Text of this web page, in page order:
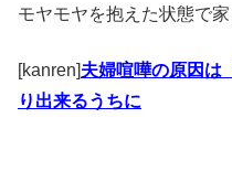
モヤモヤを抱えた状態で
[kanren]夫婦喧嘩の原因は
り出来るうちに